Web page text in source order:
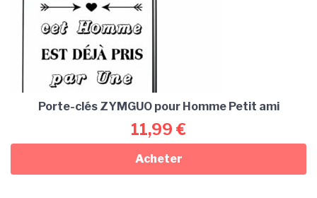
Porte-clés ZYMGUO pour Homme Petit ami
11,99 €
Acheter